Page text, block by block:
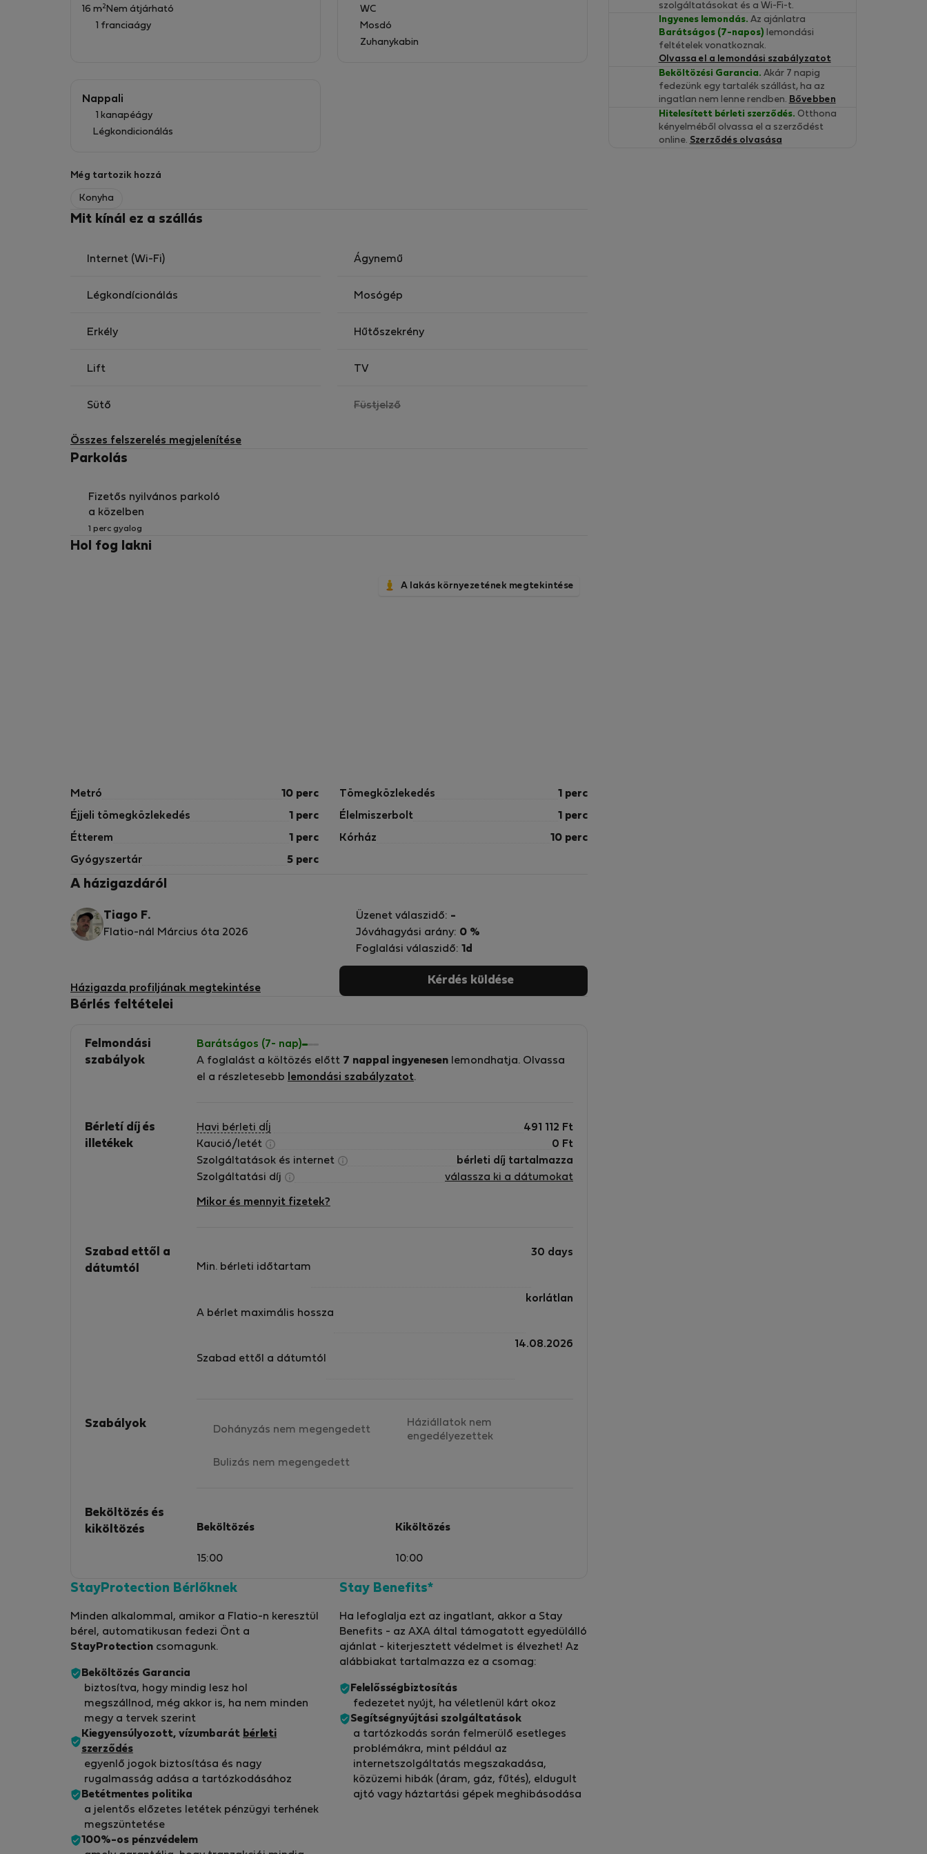
kényelmet és a praktikumot.
16 m2 Nem átjárható
1 franciaágy
WC
Mosdó
Zuhanykabin
Nappali
1 kanapéágy
Légkondicionálás
Még tartozik hozzá
Konyha
Mit kínál ez a szállás
Internet (Wi-Fi) Ágynemű
Légkondícionálás Mosógép
Erkély Hűtőszekrény
Lift TV
Sütő Füstjelző,
Összes felszerelés megjelenítése
Parkolás
Fizetős nyilvános parkoló
a közelben
1 perc gyalog
Hol fog lakni
A lakás környezetének megtekintése
Metró 10 perc Tömegközlekedés 1 perc
Éjjeli tömegközlekedés 1 perc Élelmiszerbolt 1 perc
Étterem 1 perc Kórház 10 perc
Gyógyszertár 5 perc
A házigazdáról
Tiago F.
Flatio-nál Március óta 2026
Házigazda profiljának megtekintése
Üzenet válaszidő: -
Jóváhagyási arány: 0 %
Foglalási válaszidő: 1d
Kérdés küldése
Bérlés feltételei
Felmondási
szabályok
Barátságos (7- nap)
A foglalást a költözés előtt 7 nappal ingyenesen lemondhatja. Olvassa
el a részletesebb
lemondási szabályzatot.
Bérletí díj és
illetékek
Havi bérleti dÍj 491 112 Ft
Kaució/letét
0 Ft
Szolgáltatások és internet
bérleti díj tartalmazza
Szolgáltatási díj
válassza ki a dátumokat
Mikor és mennyit fizetek?
Szabad ettől a
dátumtól
Min. bérleti időtartam
30 days
A bérlet maximális hossza
korlátlan
Szabad ettől a dátumtól
14.08.2026
Szabályok Dohányzás nem megengedett
Háziállatok nem
engedélyezettek
Bulizás nem megengedett
Beköltözés és
kiköltözés
Beköltözés
15:00
Kiköltözés
10:00
StayProtection Bérlőknek
Minden alkalommal, amikor a Flatio-n keresztül
bérel, automatikusan fedezi Önt a
StayProtection csomagunk.
Beköltözés Garancia
biztosítva, hogy mindig lesz hol
megszállnod, még akkor is, ha nem minden
megy a tervek szerint
Kiegyensúlyozott, vízumbarát bérleti
szerződés
egyenlő jogok biztosítása és nagy
rugalmasság adása a tartózkodásához
Betétmentes politika
a jelentős előzetes letétek pénzügyi terhének
megszüntetése
100%-os pénzvédelem
Stay Benefits*
Ha lefoglalja ezt az ingatlant, akkor a Stay
Benefits - az AXA által támogatott egyedülálló
ajánlat - kiterjesztett védelmet is élvezhet! Az
alábbiakat tartalmazza ez a csomag:
Felelősségbiztosítás
fedezetet nyújt, ha véletlenül kárt okoz
Segítségnyújtási szolgáltatások
a tartózkodás során felmerülő esetleges
problémákra, mint például az
internetszolgáltatás megszakadása,
közüzemi hibák (áram, gáz, fűtés), eldugult
ajtó vagy háztartási gépek meghibásodása
szolgáltatásokat és a Wi-Fi-t.
Ingyenes lemondás. Az ajánlatra
Barátságos (7-napos) lemondási
feltételek vonatkoznak.
Olvassa el a lemondási szabályzatot
Beköltözési Garancia. Akár 7 napig
fedezünk egy tartalék szállást, ha az
ingatlan nem lenne rendben. Bővebben
Hitelesített bérleti szerződés. Otthona
kényelméből olvassa el a szerződést
online. Szerződés olvasása